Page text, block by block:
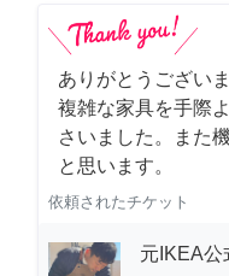
ありがとうござい
複雑な家具を手際
さいました。また
と思います。
依頼されたチケット
元IKEA